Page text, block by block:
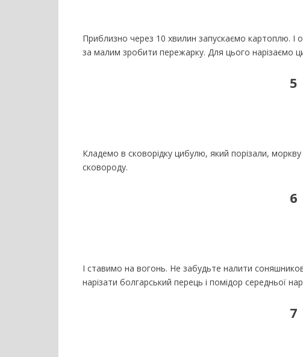
Приблизно через 10 хвилин запускаємо картоплю.
за малим зробити пережарку. Для цього нарізаємо
5
Кладемо в сковорідку цибулю, який порізали,
сковороду.
6
І ставимо на вогонь. Не забудьте налити
нарізати болгарський перець і помідор середньої
7